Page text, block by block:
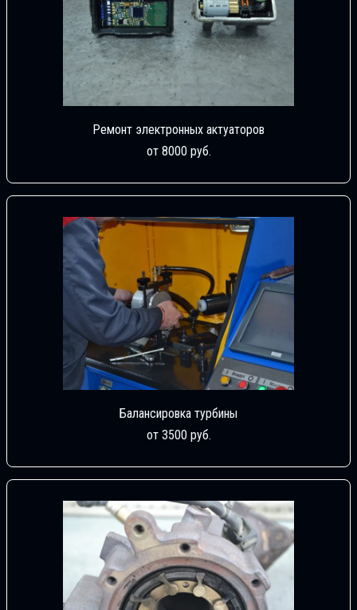
Ремонт электронных актуаторов
от 8000 руб.
Балансировка турбины
от 3500 руб.